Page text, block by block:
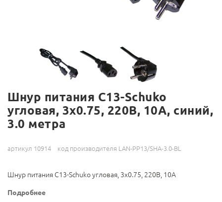
Шнур питания C13-Schuko
угловая, 3х0.75, 220В, 10А, синий,
3.0 метра
артикул 10914 код производителя LAN-PP13/SHA-3.0-BL
Шнур питания C13-Schuko угловая, 3х0.75, 220В, 10А
Подробнее